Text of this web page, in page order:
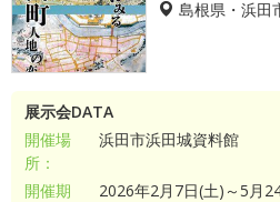
島根県・浜田
展示会DATA
開催場
所：
浜田市浜田城資料館
開催期
2026年2月7日(土)～5月